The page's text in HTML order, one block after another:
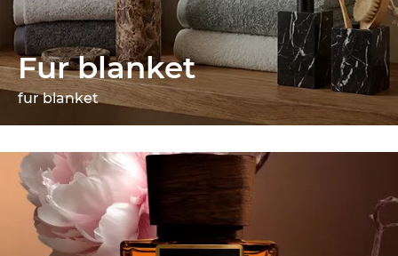
Fur blanket
fur blanket